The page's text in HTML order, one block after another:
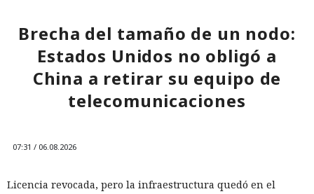
Brecha del tamaño de un nodo:
Estados Unidos no obligó a
China a retirar su equipo de
telecomunicaciones
07:31 / 06.08.2026
Licencia revocada, pero la infraestructura quedó en el